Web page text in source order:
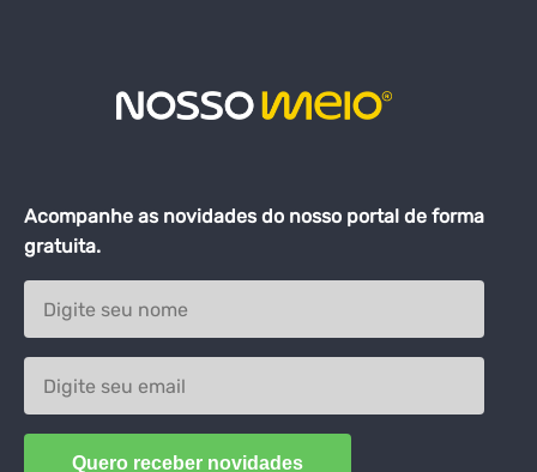
Acompanhe as novidades do nosso portal de forma
gratuita.